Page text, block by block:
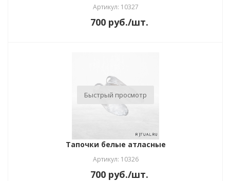
Артикул: 10327
700руб./шт.
Быстрый просмотр
Тапочки белые атласные
Артикул: 10326
700руб./шт.